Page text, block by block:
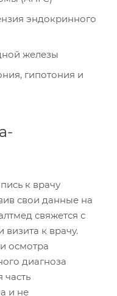
эндокринного
железы
гипотония и
к врачу
свои данные на
свяжется с
к врачу.
осмотра
диагноза
часть
и не